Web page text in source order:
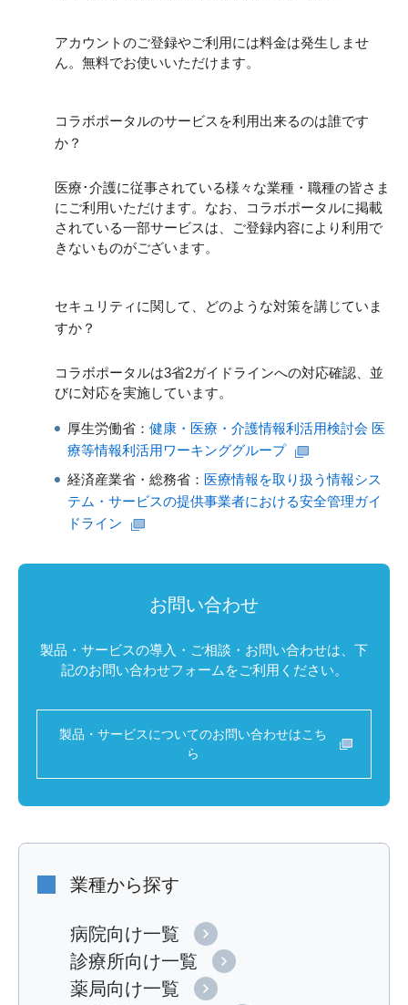
アカウントのご登録やご利用には料金は発生しませ
ん。無料でお使いいただけます。
コラボポータルのサービスを利用出来るのは誰です
か？
医療･介護に従事されている様々な業種・職種の皆さま
にご利用いただけます。なお、コラボポータルに掲載
されている一部サービスは、ご登録内容により利用で
きないものがございます。
セキュリティに関して、どのような対策を講じていま
すか？
コラボポータルは3省2ガイドラインへの対応確認、並
びに対応を実施しています。
厚生労働省： 健康・医療・介護情報利活用検討会 医
療等情報利活用ワーキンググループ
経済産業省・総務省： 医療情報を取り扱う情報シス
テム・サービスの提供事業者における安全管理ガイ
ドライン
お問い合わせ
製品・サービスの導入・ご相談・お問い合わせは、下
記のお問い合わせフォームをご利用ください。
製品・サービスについてのお問い合わせはこち
ら
業種から探す
病院向け一覧
診療所向け一覧
薬局向け一覧